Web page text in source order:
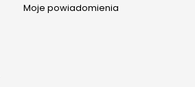
Moje powiadomienia